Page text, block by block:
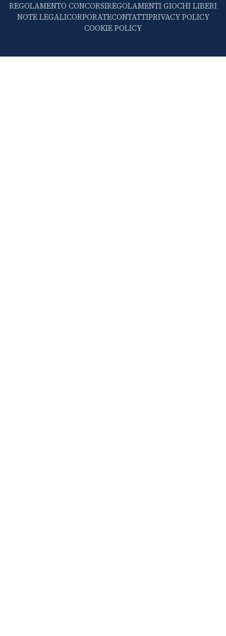
REGOLAMENTO CONCORSIREGOLAMENTI GIOCHI LIBERI
NOTE LEGALICORPORATECONTATTIPRIVACY POLICY
COOKIE POLICY